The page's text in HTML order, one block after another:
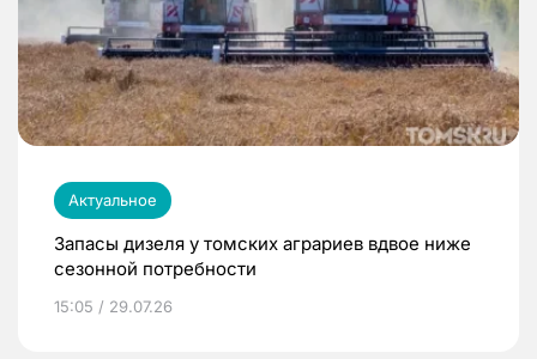
Актуальное
Запасы дизеля у томских аграриев вдвое ниже
сезонной потребности
15:05 / 29.07.26